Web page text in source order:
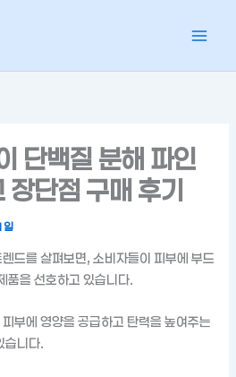
단백질 분해 파인
단점 구매 후기
드를 살펴보면, 소비자들이 피부에 부드
품을 선호하고 있습니다.
부에 영양을 공급하고 탄력을 높여주는
습니다.